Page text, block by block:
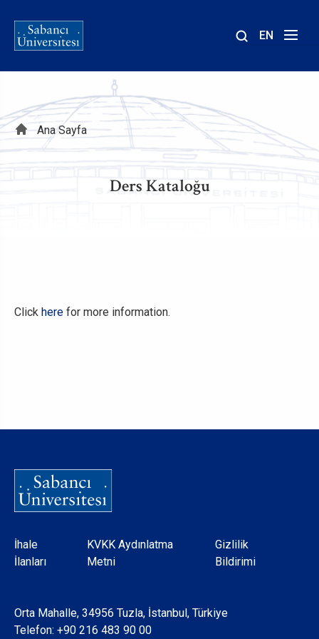
EN
Sayfa
yolu
Ana Sayfa
Ders Kataloğu
Click here for more information.
Dipnot
İhale
İlanları
KVKK Aydınlatma
Metni
Gizlilik
Bildirimi
Orta Mahalle, 34956 Tuzla, İstanbul, Türkiye
Telefon: +90 216 483 90 00